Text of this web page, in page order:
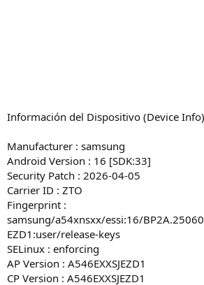
Información del Dispositivo (Device Info)
Manufacturer : samsung
Android Version : 16 [SDK:33]
Security Patch : 2026-04-05
Carrier ID : ZTO
Fingerprint :
samsung/a54xnsxx/essi:16/
EZD1:user/release-keys
SELinux : enforcing
AP Version : A546EXXSJEZD1
CP Version : A546EXXSJEZD1